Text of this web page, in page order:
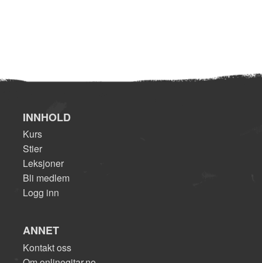
INNHOLD
Kurs
Stier
Leksjoner
Bli medlem
Logg inn
ANNET
Kontakt oss